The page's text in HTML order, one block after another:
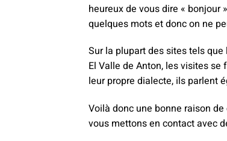
heureux de vous dire « bonjour
quelques mots et donc on ne
Sur la plupart des sites tels
El Valle de Anton, les visites
leur propre dialecte, ils parlent
Voilà donc une bonne raison de
vous mettons en contact avec